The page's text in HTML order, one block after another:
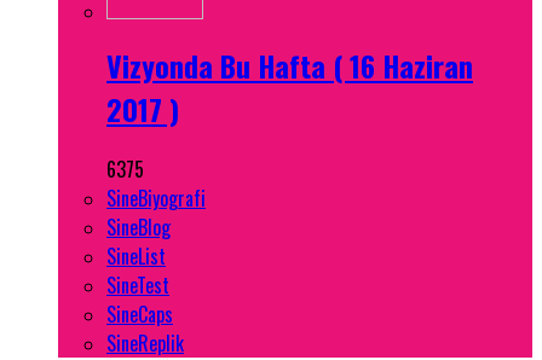
Vizyonda Bu Hafta ( 16 Haziran
2017 )
6375
SineBiyografi
SineBlog
SineList
SineTest
SineCaps
SineReplik